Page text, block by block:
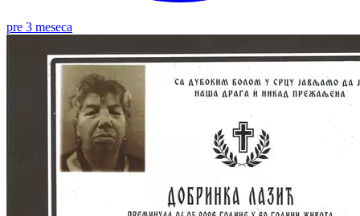
pre 3 meseca